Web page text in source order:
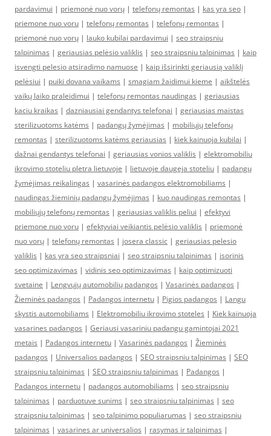
pardavimui | priemonė nuo vorų | telefonų remontas | kas yra seo |
priemone nuo voru | telefonų remontas | telefonų remontas |
priemonė nuo vorų | lauko kubilai pardavimui | seo straipsniu
talpinimas | geriausias pelėsio valiklis | seo straipsniu talpinimas | kaip
isvengti pelesio atsiradimo namuose | kaip išsirinkti geriausią valiklį
pelėsiui | puiki dovana vaikams | smagiam žaidimui kieme | aikštelės
vaikų laiko praleidimui | telefonų remontas naudingas | geriausias
kaciu kraikas | dazniausiai gendantys telefonai | geriausias maistas
sterilizuotoms katėms | padangų žymėjimas | mobiliųjų telefonų
remontas | sterilizuotoms katėms geriausias | kiek kainuoja kubilai |
dažnai gendantys telefonai | geriausias vonios valiklis | elektromobiliu
ikrovimo stoteliu pletra lietuvoje | lietuvoje daugeja stoteliu | padangų
žymėjimas reikalingas | vasarinės padangos elektromobiliams |
naudingas žieminių padangų žymėjimas | kuo naudingas remontas |
mobiliųjų telefonų remontas | geriausias valiklis peliui | efektyvi
priemone nuo voru | efektyviai veikiantis pelėsio valiklis | priemonė
nuo vorų | telefonų remontas | josera classic | geriausias pelesio
valiklis | kas yra seo straipsniai | seo straipsniu talpinimas | isorinis
seo optimizavimas | vidinis seo optimizavimas | kaip optimizuoti
svetaine | Lengvųjų automobilių padangos | Vasarinės padangos |
Žieminės padangos | Padangos internetu | Pigios padangos | Langu
skystis automobiliams | Elektromobiliu ikrovimo stoteles | Kiek kainuoja
vasarines padangos | Geriausi vasariniu padangu gamintojai 2021
metais | Padangos internetu | Vasarinės padangos | Žieminės
padangos | Universalios padangos | SEO straipsniu talpinimas | SEO
straipsniu talpinimas | SEO straipsniu talpinimas | Padangos |
Padangos internetu | padangos automobiliams | seo straipsniu
talpinimas | parduotuve sunims | seo straipsniu talpinimas | seo
straipsniu talpinimas | seo talpinimo populiarumas | seo straipsniu
talpinimas | vasarines ar universalios | rasymas ir talpinimas |